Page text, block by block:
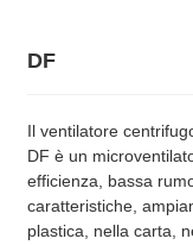
DF
Il ventilatore
DF è un
efficienza, bassa
caratteristiche,
plastica, nella carta,